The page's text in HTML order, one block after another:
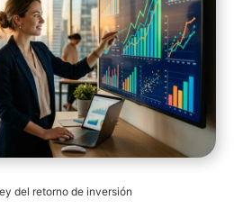
del retorno de inversión